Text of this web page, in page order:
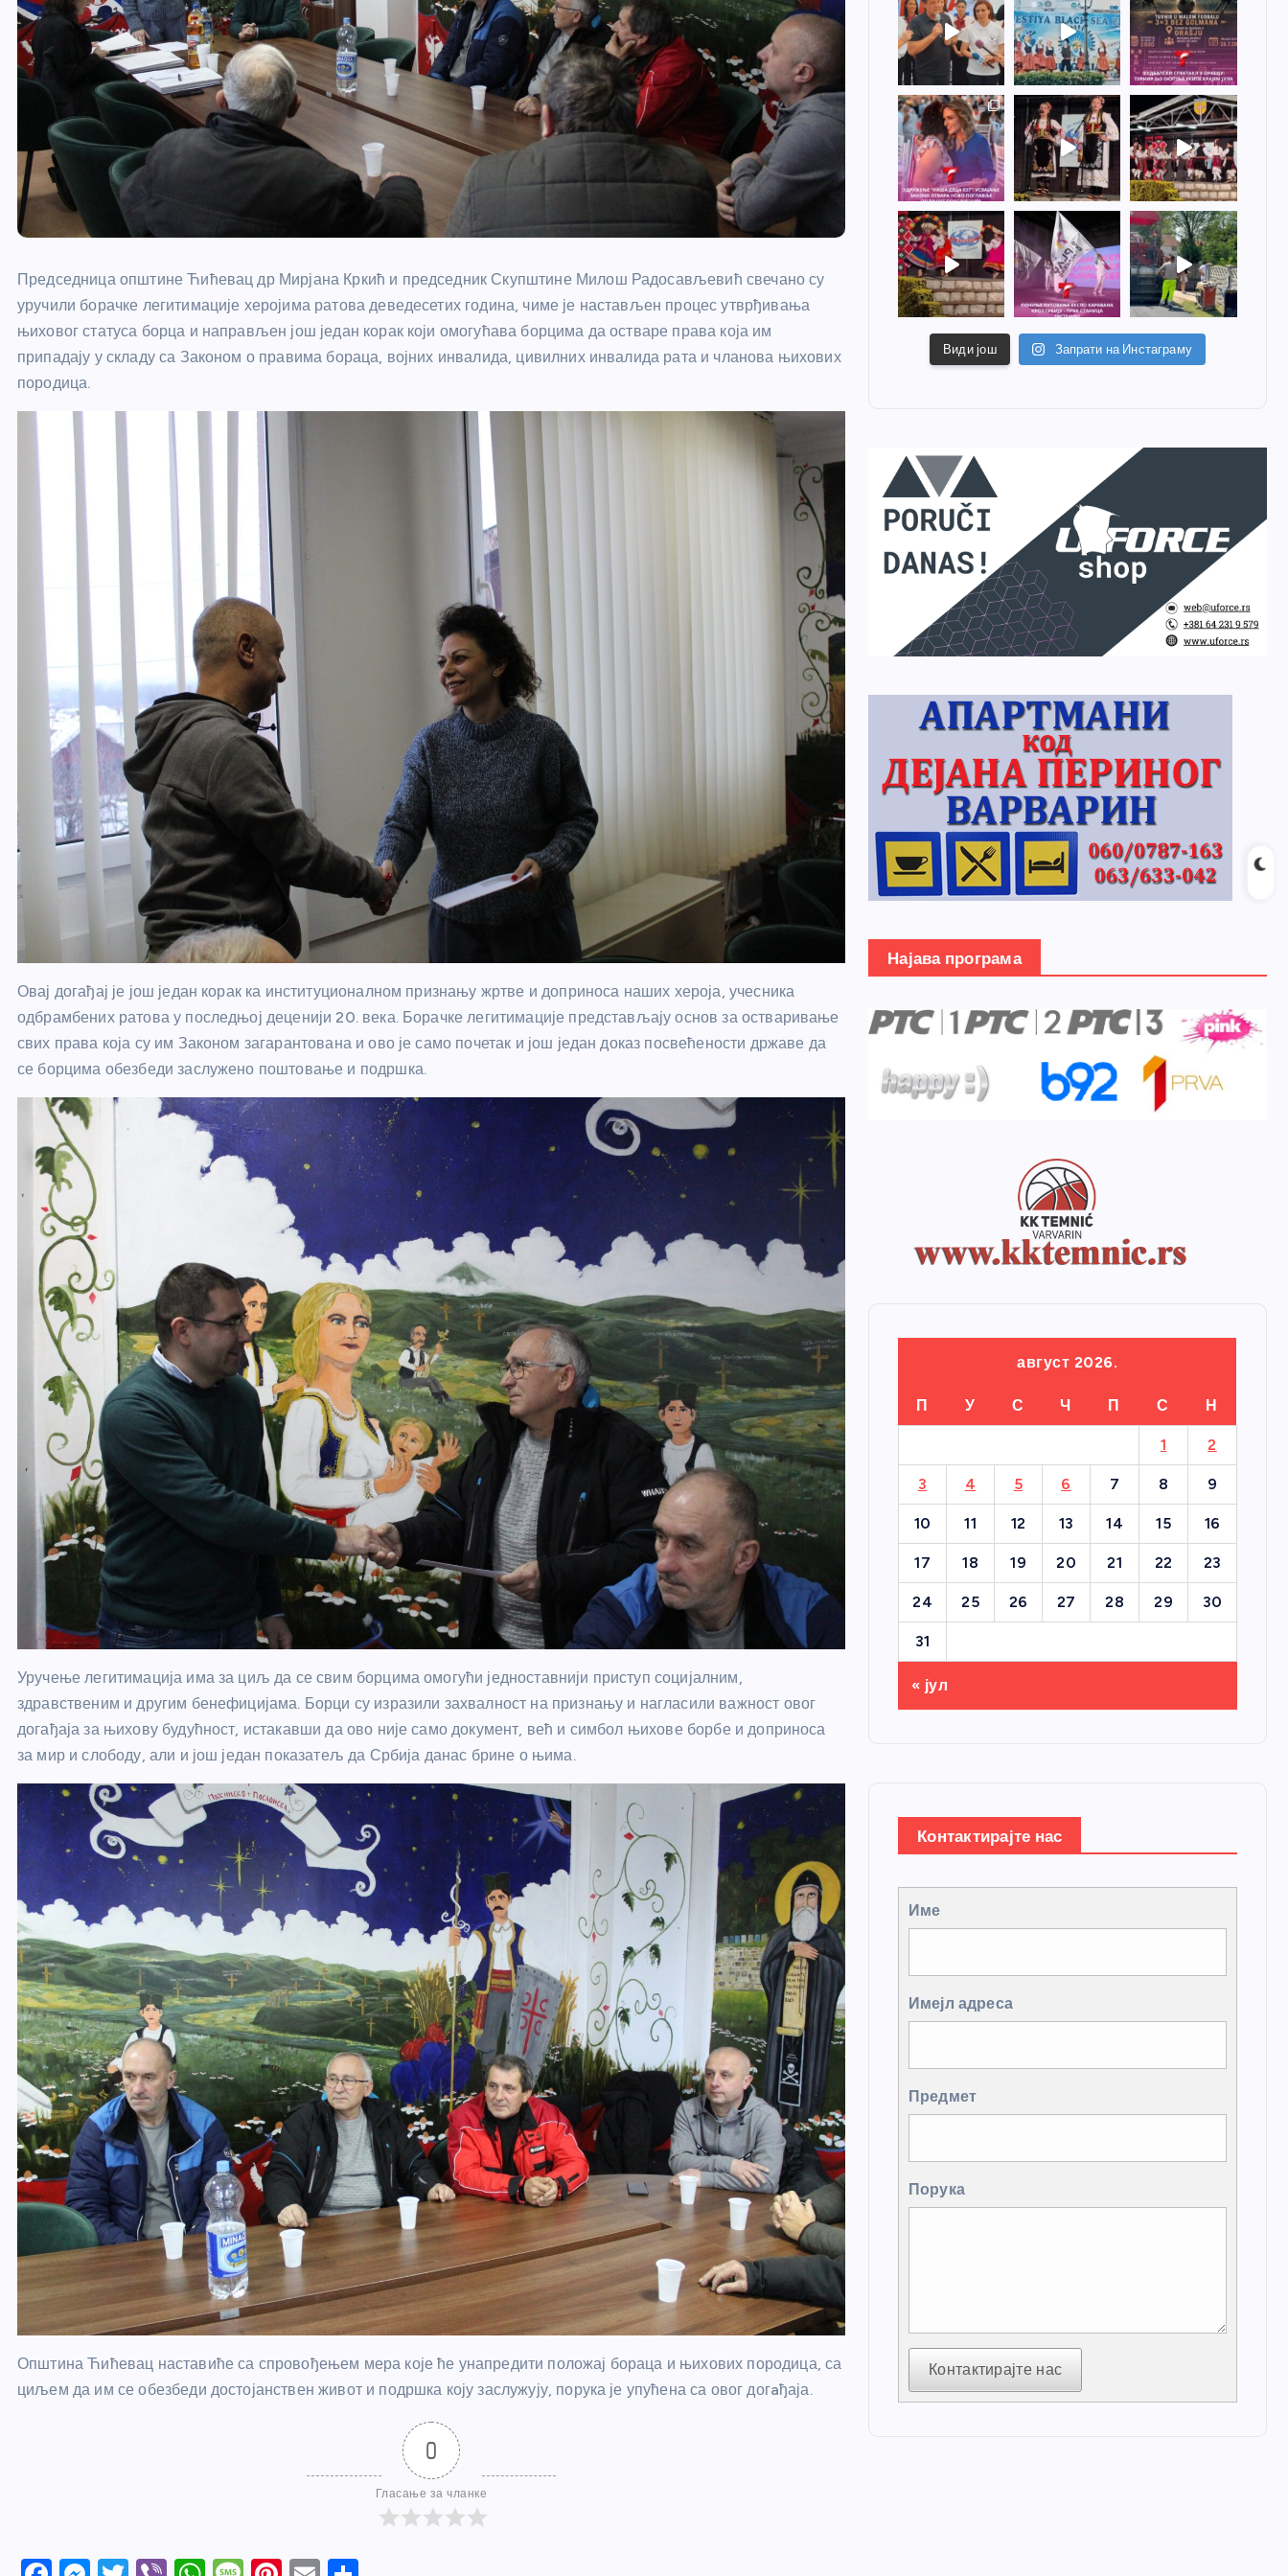
Председница општине Ћићевац др Мирјана Кркић и председник Скупштине Милош Радосављевић свечано су
уручили борачке легитимације херојима ратова деведесетих година, чиме је настављен процес утврђивања
њиховог статуса борца и направљен још један корак који омогућава борцима да остваре права која им
припадају у складу са Законом о правима бораца, војних инвалида, цивилних инвалида рата и чланова њихових
породица.
Овај догађај је још један корак ка институционалном признању жртве и доприноса наших хероја, учесника
одбрамбених ратова у последњој деценији 20. века. Борачке легитимације представљају основ за остваривање
свих права која су им Законом загарантована и ово је само почетак и још један доказ посвећености државе да
се борцима обезбеди заслужено поштовање и подршка.
Уручење легитимација има за циљ да се свим борцима омогући једноставнији приступ социјалним,
здравственим и другим бенефицијама. Борци су изразили захвалност на признању и нагласили важност овог
догађаја за њихову будућност, истакавши да ово није само документ, већ и симбол њихове борбе и доприноса
за мир и слободу, али и још један показатељ да Србија данас брине о њима.
Општина Ћићевац наставиће са спровођењем мера које ће унапредити положај бораца и њихових породица, са
циљем да им се обезбеди достојанствен живот и подршка коју заслужују, порука је упућена са овог догaђаја.
0
Гласање за чланке
Види још Запрати на Инстаграму
Најава програма
август 2026.
П У С Ч П С Н
1 2
3 4 5 6 7 8 9
10 11 12 13 14 15 16
17 18 19 20 21 22 23
24 25 26 27 28 29 30
31
« јул
Контактирајте нас
Име
Имејл адреса
Предмет
Порука
Контактирајте нас